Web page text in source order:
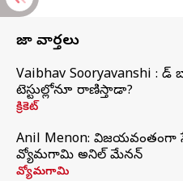
తాజా వార్తలు
Vaibhav Sooryavanshi :
టెస్టుల్లోనూ రాణిస్తాడా?
క్రికెట్
Anil Menon:
వ్యోమగామి అనిల్‌ మేనన్
వ్యోమగామి